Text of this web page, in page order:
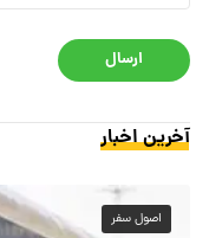
ارسال
آخرین اخبار
اصول سفر